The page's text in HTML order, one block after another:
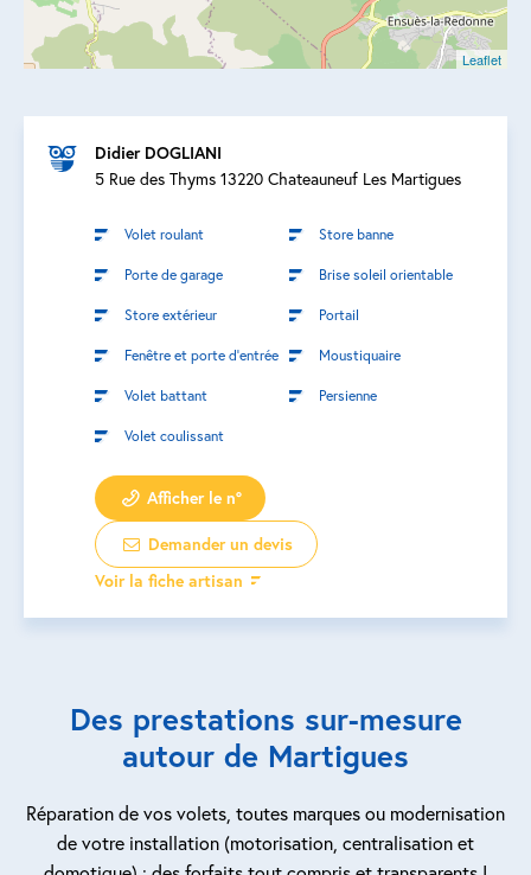
Leaflet
Didier DOGLIANI
5 Rue des Thyms 13220 Chateauneuf Les Martigues
Volet roulant Store banne
Porte de garage Brise soleil orientable
Store extérieur Portail
Fenêtre et porte d’entrée Moustiquaire
Volet battant Persienne
Volet coulissant
Afficher le n°
Demander un devis
Voir la fiche artisan
Des prestations sur-mesure
autour de Martigues
Réparation de vos volets, toutes marques ou modernisation
de votre installation (motorisation, centralisation et